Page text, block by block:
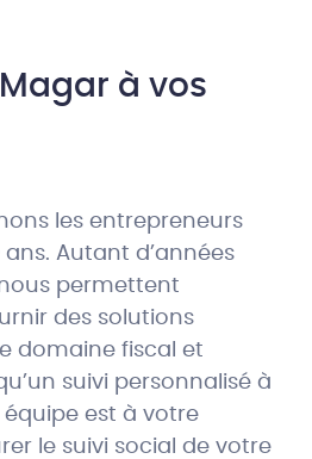
à vos
les entrepreneurs
Autant d’années
permettent
des solutions
domaine fiscal et
suivi personnalisé à
est à votre
le suivi social de votre